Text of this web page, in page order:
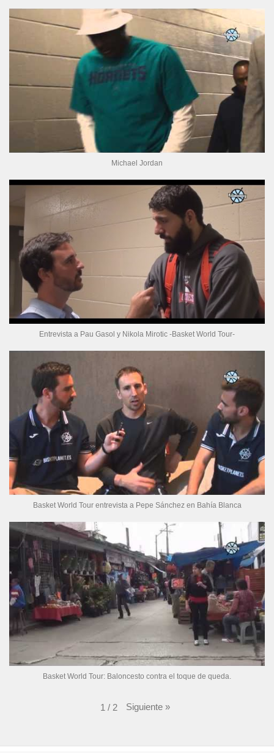
Michael Jordan
Entrevista a Pau Gasol y Nikola Mirotic -Basket World Tour-
Basket World Tour entrevista a Pepe Sánchez en Bahía Blanca
Basket World Tour: Baloncesto contra el toque de queda.
1 / 2 Siguiente »